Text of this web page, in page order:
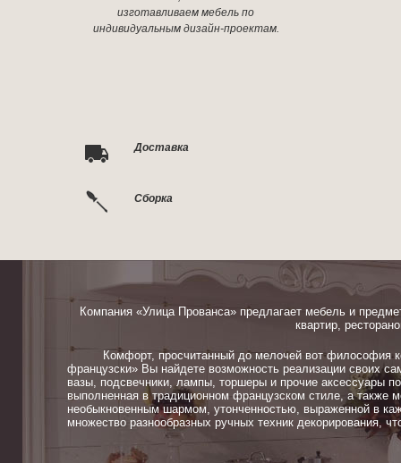
изготавливаем мебель по
индивидуальным дизайн-проектам.
Доставка
Сборка
Компания «Улица Прованса» предлагает мебель и
квартир,
Комфорт, просчитанный до мелочей вот философия
французски» Вы найдете возможность реализации своих
вазы, подсвечники, лампы, торшеры и прочие аксессуары
выполненная в традиционном французском стиле, а также
необыкновенным шармом, утонченностью, выраженной в
множество разнообразных ручных техник декорирования,